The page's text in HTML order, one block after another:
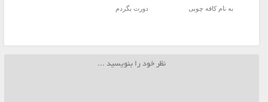
به نام کافه چوبی
دورت بگردم